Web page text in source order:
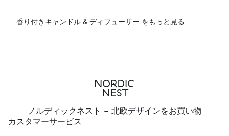
香り付きキャンドル & ディフューザー をもっと見る
ノルディックネスト - 北欧デザインをお買い物
カスタマーサービス